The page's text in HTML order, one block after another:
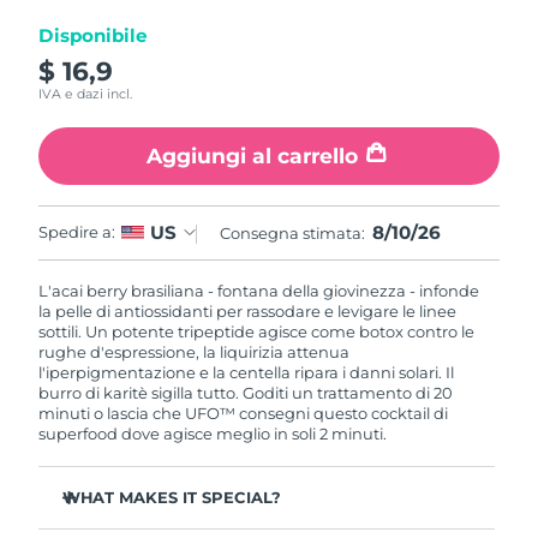
Disponibile
$ 16,9
IVA e dazi incl.
Aggiungi al carrello
Spedire a: US Consegna stimata: 8/10/26
L'acai berry brasiliana - fontana della giovinezza - infonde
la pelle di antiossidanti per rassodare e levigare le linee
sottili. Un potente tripeptide agisce come botox contro le
rughe d'espressione, la liquirizia attenua
l'iperpigmentazione e la centella ripara i danni solari. Il
burro di karitè sigilla tutto. Goditi un trattamento di 20
minuti o lascia che UFO™ consegni questo cocktail di
superfood dove agisce meglio in soli 2 minuti.
WHAT MAKES IT SPECIAL?
RAS di Macao
Malta Consegna stimata 8/9/26
Messico Consegna stimata
Monaco Consegna stimata 8/10/26
Paesi Bassi Consegna stimata8/9/26
Nuova Zelanda Consegna stimata8/9/26
Norvegia
Oman